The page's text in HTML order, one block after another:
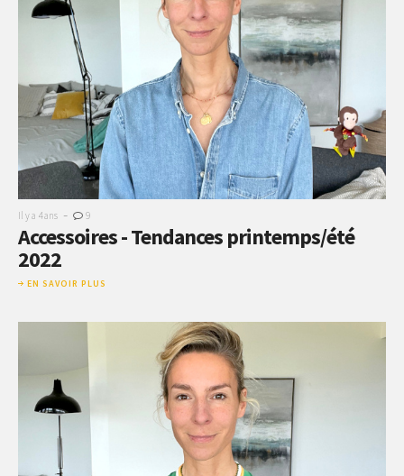
Il y a 4 ans - 9
Accessoires - Tendances printemps/été
2022
EN SAVOIR PLUS